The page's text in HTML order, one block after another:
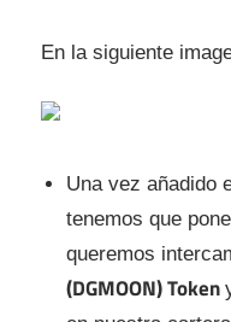
En la siguiente
Una vez añadido
tenemos que
queremos
(DGMOON) Token